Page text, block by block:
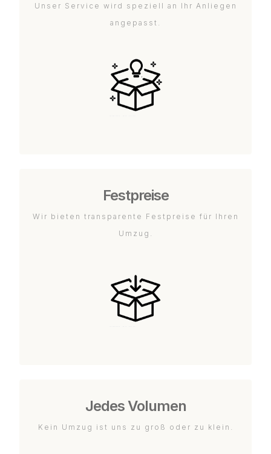
Unser Service wird speziell an Ihr Anliegen
angepasst.
Festpreise
Wir bieten transparente Festpreise für Ihren
Umzug.
Jedes Volumen
Kein Umzug ist uns zu groß oder zu klein.